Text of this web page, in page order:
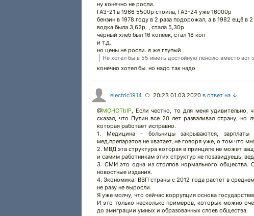
ну конечно не росли.
ГАЗ-21 в 1966 5500р стоила, ГАЗ-24 уже 16000р
бензин в 1978 году в 2 раза подорожал, а в 1982 ещё в 2
водка была 3,62р. , стала 5,30р
чёрный хлеб был 16 копеек, стал 18 коп
и т.д.
но цены не росли. я же глупый
Не хотел бы в 55 иметь достойную пенсию вместо вот
конечно хотел бы. но надо так надо
electric1914 ○ 20:23 01.03.2020 в ответ на ↓
@MOHCTbIP, Если честно, то для меня удивительно,
сказал, что Путин все 20 лет разваливал страну,
которая работает исправно.
1. Медицина - больницы закрываются, зарплаты
мед.препаратов не хватает, не говоря уже, о том что
2. МВД эта структура которая в принципе не может
и самим работникам этих структур не позавидуешь,
3. СМИ это одна из столпов нормального общества.
новостные издания.
4. Экономика. ВВП страны с 2012 года растет в
не разу не выросли.
Я уже молчу, что сейчас коррупция основа
И это только несколько примеров, которых можно
до эмиграции умных и образованных слоев общества.